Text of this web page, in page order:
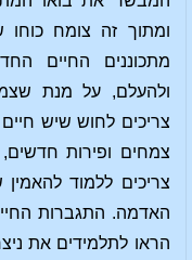
ומתוך זה צומח
מתכוננים החיים
ולהעלם, על מנת
צריכים לחוש שיש
צמחים ופירות
צריכים ללמוד
האדמה. התגברות
הראו לתלמידים את